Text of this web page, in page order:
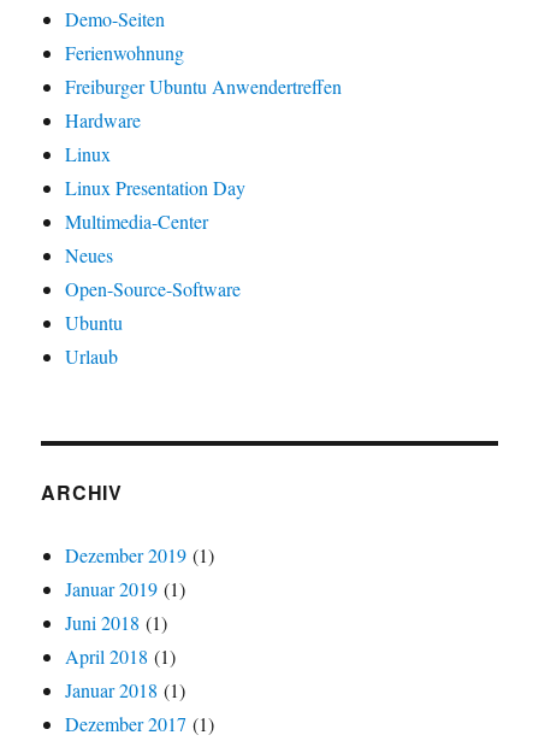
Demo-Seiten
Ferienwohnung
Freiburger Ubuntu Anwendertreffen
Hardware
Linux
Linux Presentation Day
Multimedia-Center
Neues
Open-Source-Software
Ubuntu
Urlaub
ARCHIV
Dezember 2019 (1)
Januar 2019 (1)
Juni 2018 (1)
April 2018 (1)
Januar 2018 (1)
Dezember 2017 (1)